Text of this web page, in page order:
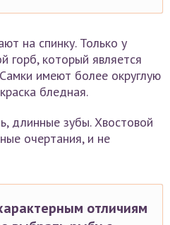
на спинку. Только у
горб, который является
имеют более округлую
бледная.
длинные зубы. Хвостовой
очертания, и не
отличиям